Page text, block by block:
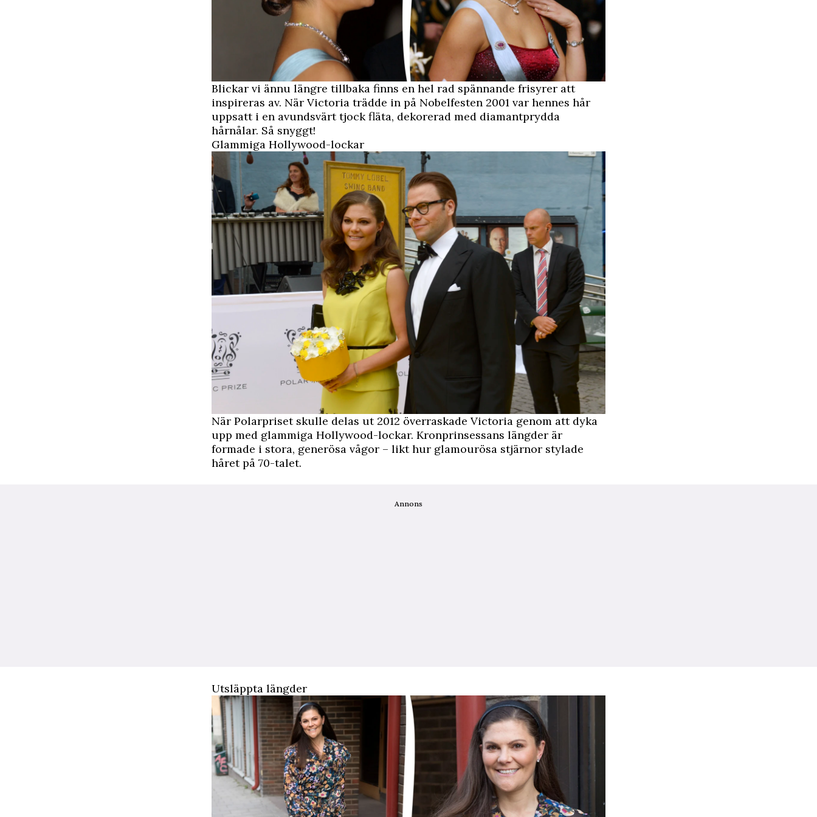
Blickar vi ännu längre tillbaka finns en hel rad spännande frisyrer att
inspireras av. När Victoria trädde in på Nobelfesten 2001 var hennes hår
uppsatt i en avundsvärt tjock fläta, dekorerad med diamantprydda
hårnålar. Så snyggt!
Glammiga Hollywood-lockar
När Polarpriset skulle delas ut 2012 överraskade Victoria genom att dyka
upp med glammiga Hollywood-lockar. Kronprinsessans längder är
formade i stora, generösa vågor – likt hur glamourösa stjärnor stylade
håret på 70-talet.
Annons
Utsläppta längder